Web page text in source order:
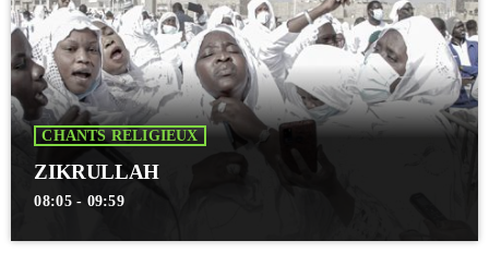
CHANTS RELIGIEUX
ZIKRULLAH
08:05 - 09:59